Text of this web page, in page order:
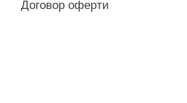
Договор оферти